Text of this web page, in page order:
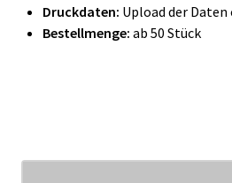
Druckdaten: Upload der
Bestellmenge: ab 50 Stück